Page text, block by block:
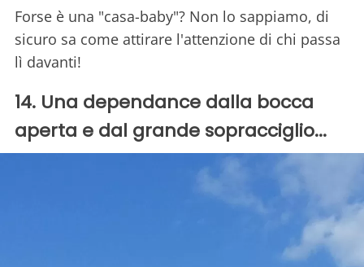
Forse è una "casa-baby"? Non lo sappiamo, di
sicuro sa come attirare l'attenzione di chi passa
lì davanti!
14. Una dependance dalla bocca
aperta e dal grande sopracciglio...